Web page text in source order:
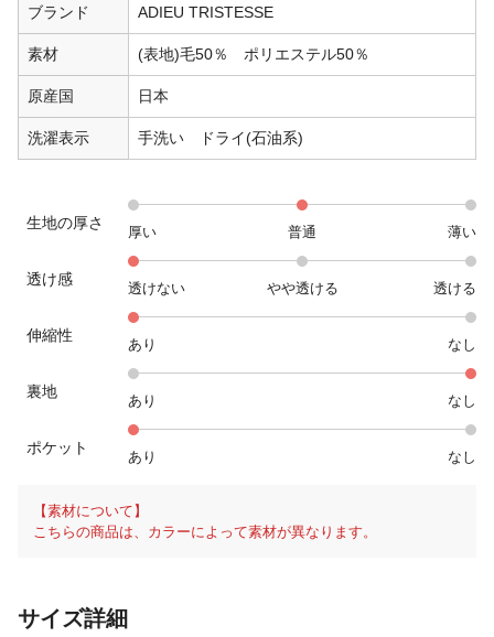
ブランド ADIEU TRISTESSE
素材 (表地)毛50％ ポリエステル50％
原産国 日本
洗濯表示 手洗い ドライ(石油系)
生地の厚さ
厚い 普通 薄い
透け感
透けない やや透ける 透ける
伸縮性
あり なし
裏地
あり なし
ポケット
あり なし
【素材について】
こちらの商品は、カラーによって素材が異なります。
サイズ詳細